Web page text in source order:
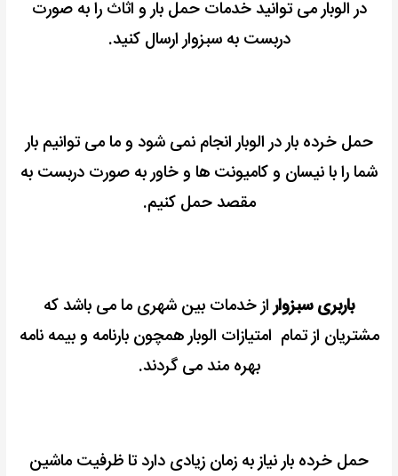
در الوبار می توانید خدمات حمل بار و اثاث را به صورت
دربست به سبزوار ارسال کنید.
حمل خرده بار در الوبار انجام نمی شود و ما می توانیم بار
شما را با نیسان و کامیونت ها و خاور به صورت دربست به
مقصد حمل کنیم.
باربری سبزواراز خدمات بین شهری ما می باشد که
مشتریان از تمام امتیازات الوبار همچون بارنامه و بیمه نامه
بهره مند می گردند.
حمل خرده بار نیاز به زمان زیادی دارد تا ظرفیت ماشین